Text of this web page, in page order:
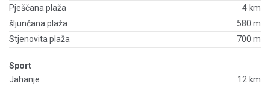
Pješčana plaža
4 km
šljunčana plaža
580 m
Stjenovita plaža
700 m
Sport
Jahanje
12 km